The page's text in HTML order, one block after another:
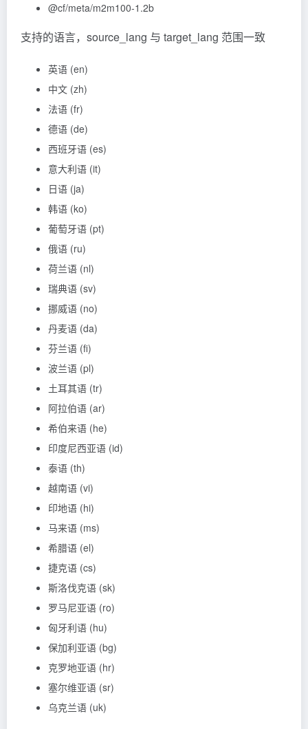
@cf/meta/m2m100-1.2b
支持的语言，source_lang 与 target_lang 范围一致
英语 (en)
中文 (zh)
法语 (fr)
德语 (de)
西班牙语 (es)
意大利语 (it)
日语 (ja)
韩语 (ko)
葡萄牙语 (pt)
俄语 (ru)
荷兰语 (nl)
瑞典语 (sv)
挪威语 (no)
丹麦语 (da)
芬兰语 (fi)
波兰语 (pl)
土耳其语 (tr)
阿拉伯语 (ar)
希伯来语 (he)
印度尼西亚语 (id)
泰语 (th)
越南语 (vi)
印地语 (hi)
马来语 (ms)
希腊语 (el)
捷克语 (cs)
斯洛伐克语 (sk)
罗马尼亚语 (ro)
匈牙利语 (hu)
保加利亚语 (bg)
克罗地亚语 (hr)
塞尔维亚语 (sr)
乌克兰语 (uk)